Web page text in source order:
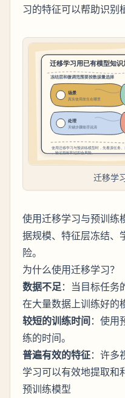
习的特征可以帮助识别
迁移学
使用迁移学习与预训练
据规模、特征层冻结、
险。
为什么使用迁移学习？
数据不足：当目标任务
在大量数据上训练好的
较短的训练时间：使用
练的时间。
普遍有效的特征：许多
学习可以有效地提取和
预训练模型